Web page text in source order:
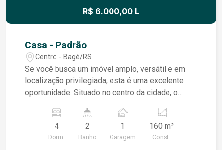
R$ 6.000,00 L
Casa - Padrão
Centro - Bagé/RS
Se você busca um imóvel amplo, versátil e em
localização privilegiada, esta é uma excelente
oportunidade. Situado no centro da cidade, o
serviços, comércios e vias, sendo ideal tanto
para moradia quanto para instalação de
empresas, escritórios, clínicas ou outras
4
Dorm.
2
Banho
1
Garagem
160 m²
Const.